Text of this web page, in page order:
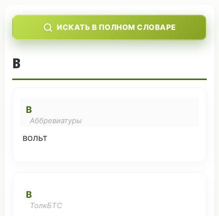
ИСКАТЬ В ПОЛНОМ СЛОВАРЕ
В
В
Аббревиатуры
вольт
В
ТолкБТС